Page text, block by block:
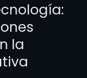
la